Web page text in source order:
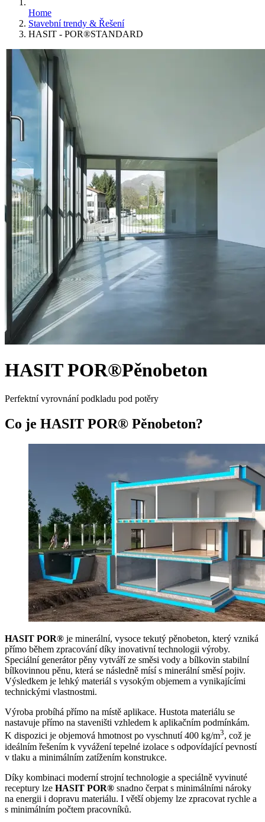
Home
Stavební trendy & Řešení
HASIT - POR®STANDARD
HASIT POR®Pěnobeton
Perfektní vyrovnání podkladu pod potěry
Co je HASIT POR® Pěnobeton?
HASIT POR® je minerální, vysoce tekutý pěnobeton, který vzniká
přímo během zpracování díky inovativní technologii výroby.
Speciální generátor pěny vytváří ze směsi vody a bílkovin stabilní
bílkovinnou pěnu, která se následně mísí s minerální směsí pojiv.
Výsledkem je lehký materiál s vysokým objemem a vynikajícími
technickými vlastnostmi.
Výroba probíhá přímo na místě aplikace. Hustota materiálu se
nastavuje přímo na staveništi vzhledem k aplikačním podmínkám.
K dispozici je objemová hmotnost po vyschnutí 400 kg/m3, což je
ideálním řešením k vyvážení tepelné izolace s odpovídající pevností
v tlaku a minimálním zatížením konstrukce.
Díky kombinaci moderní strojní technologie a speciálně vyvinuté
receptury lze HASIT POR® snadno čerpat s minimálními nároky
na energii i dopravu materiálu. I větší objemy lze zpracovat rychle a
s minimálním počtem pracovníků.